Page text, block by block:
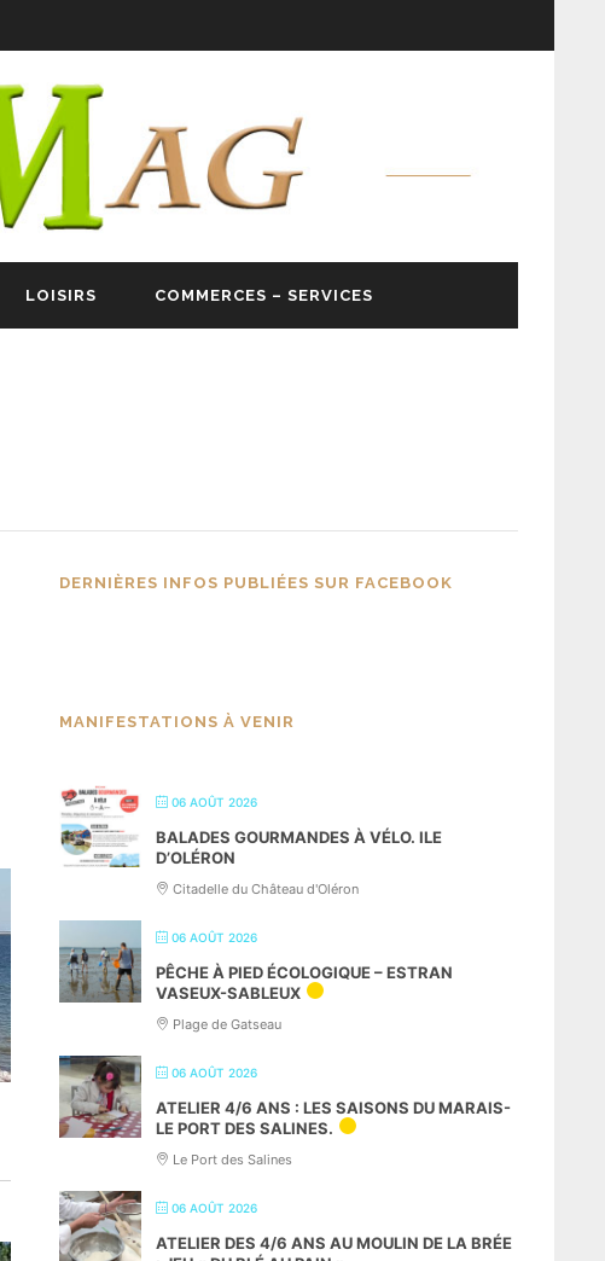
LOISIRS COMMERCES – SERVICES
DERNIÈRES INFOS PUBLIÉES SUR FACEBOOK
MANIFESTATIONS À VENIR
06 AOÛT 2026
BALADES GOURMANDES À VÉLO. ILE
D’OLÉRON
Citadelle du Château d'Oléron
06 AOÛT 2026
PÊCHE À PIED ÉCOLOGIQUE – ESTRAN
VASEUX-SABLEUX
Plage de Gatseau
06 AOÛT 2026
ATELIER 4/6 ANS : LES SAISONS DU MARAIS-
LE PORT DES SALINES.
Le Port des Salines
06 AOÛT 2026
ATELIER DES 4/6 ANS AU MOULIN DE LA BRÉE